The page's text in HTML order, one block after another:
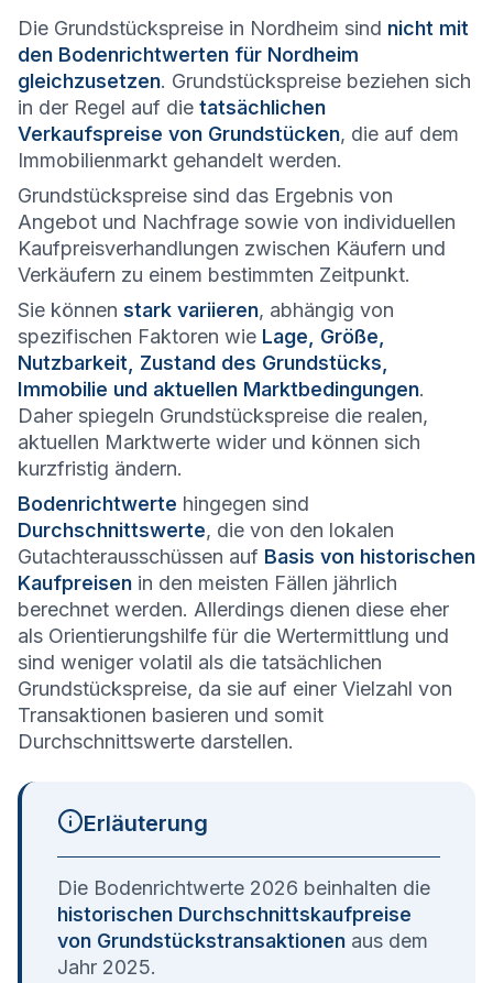
Die Grundstückspreise in Nordheim sind nicht mit
den Bodenrichtwerten für Nordheim
gleichzusetzen. Grundstückspreise beziehen sich
in der Regel auf die tatsächlichen
Verkaufspreise von Grundstücken, die auf dem
Immobilienmarkt gehandelt werden.
Grundstückspreise sind das Ergebnis von
Angebot und Nachfrage sowie von individuellen
Kaufpreisverhandlungen zwischen Käufern und
Verkäufern zu einem bestimmten Zeitpunkt.
Sie können stark variieren, abhängig von
spezifischen Faktoren wie Lage, Größe,
Nutzbarkeit, Zustand des Grundstücks,
Immobilie und aktuellen Marktbedingungen.
Daher spiegeln Grundstückspreise die realen,
aktuellen Marktwerte wider und können sich
kurzfristig ändern.
Bodenrichtwerte hingegen sind
Durchschnittswerte, die von den lokalen
Gutachterausschüssen auf Basis von historischen
Kaufpreisen in den meisten Fällen jährlich
berechnet werden. Allerdings dienen diese eher
als Orientierungshilfe für die Wertermittlung und
sind weniger volatil als die tatsächlichen
Grundstückspreise, da sie auf einer Vielzahl von
Transaktionen basieren und somit
Durchschnittswerte darstellen.
Erläuterung
Die Bodenrichtwerte 2026 beinhalten die
historischen Durchschnittskaufpreise
von Grundstückstransaktionen aus dem
Jahr 2025.